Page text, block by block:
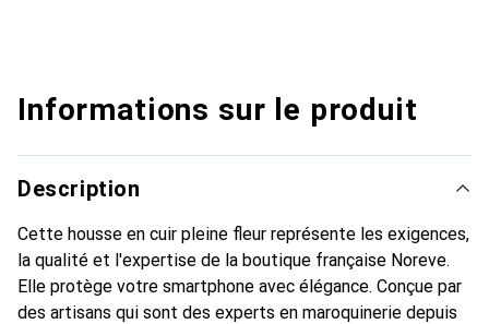
Informations sur le produit
Description
Cette housse en cuir pleine fleur représente les exigences,
la qualité et l'expertise de la boutique française Noreve.
Elle protège votre smartphone avec élégance. Conçue par
des artisans qui sont des experts en maroquinerie depuis